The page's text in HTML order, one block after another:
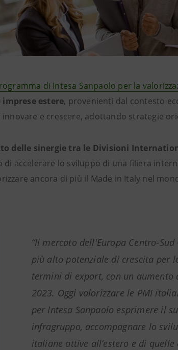
di Intesa Sanpaolo per la
imprese estere, provenienti dal contesto
e crescere, adottando strategie
delle sinergie tra le Divisioni
di accelerare lo sviluppo di una filiera
ancora di più il Made in Italy nel
“Il mercato dell'Europa Centro-
più alto potenziale di crescita per
termini di export, con un
2023. Oggi valorizzare le PMI
per Intesa Sanpaolo esprimere il
infragruppo, accompagnare lo
italiane attive all’estero e di